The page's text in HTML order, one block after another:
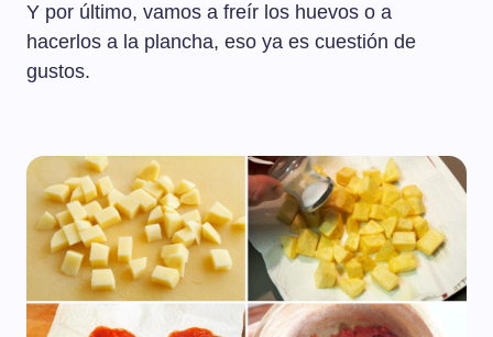
Y por último, vamos a freír los huevos o a
hacerlos a la plancha, eso ya es cuestión de
gustos.